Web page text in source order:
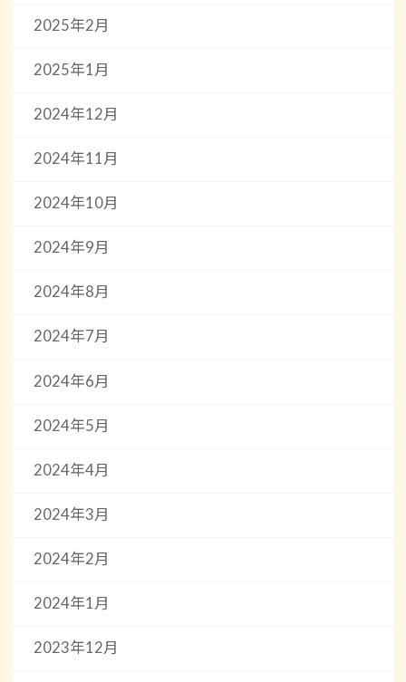
2025年2月
2025年1月
2024年12月
2024年11月
2024年10月
2024年9月
2024年8月
2024年7月
2024年6月
2024年5月
2024年4月
2024年3月
2024年2月
2024年1月
2023年12月